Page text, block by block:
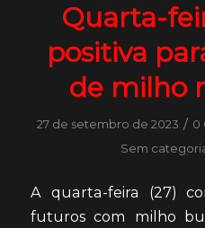
Quarta-
positiva
de milho
27 de setembro de 2023 / 0
Sem
A quarta-feira (27)
futuros com milho